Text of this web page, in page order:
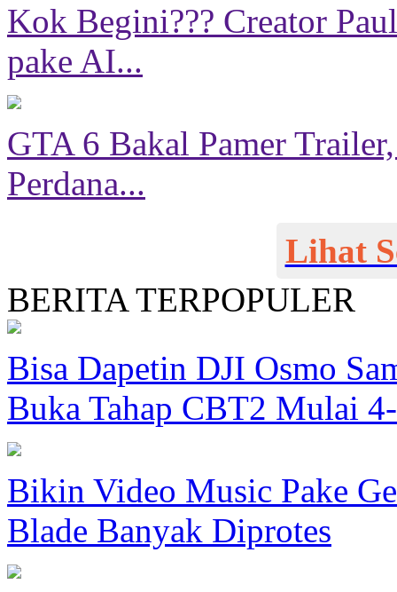
Kok Begini??? Creator
pake AI...
GTA 6 Bakal Pamer
Perdana...
Lihat
BERITA TERPOPULER
Bisa Dapetin DJI Osmo
Buka Tahap CBT2 Mulai
Bikin Video Music Pake
Blade Banyak Diprotes